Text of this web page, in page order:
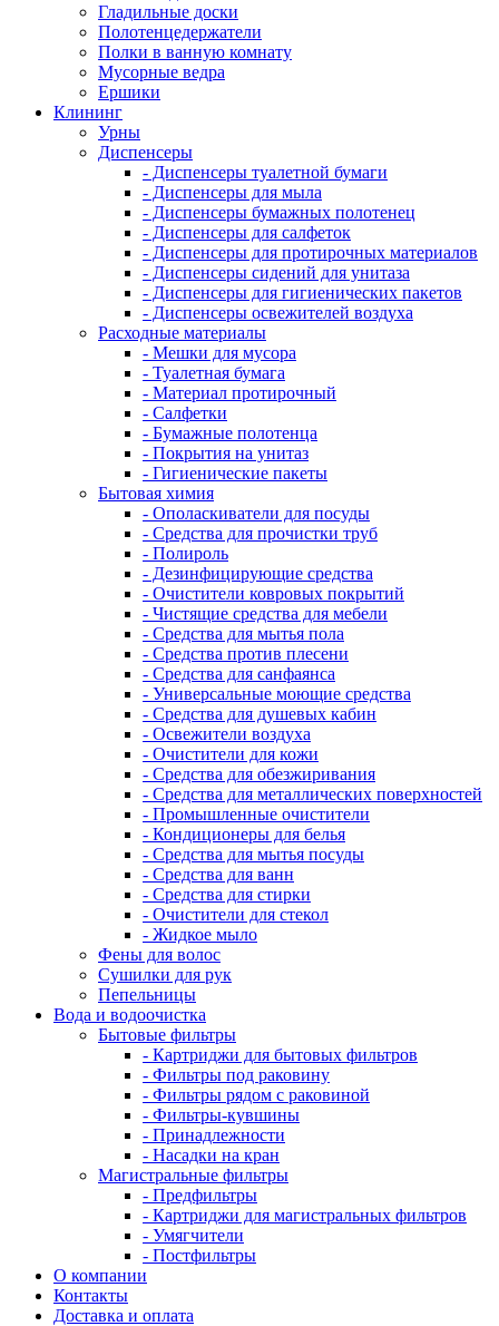
Гладильные доски
Полотенцедержатели
Полки в ванную комнату
Мусорные ведра
Ершики
Клининг
Урны
Диспенсеры
- Диспенсеры туалетной бумаги
- Диспенсеры для мыла
- Диспенсеры бумажных полотенец
- Диспенсеры для салфеток
- Диспенсеры для протирочных материалов
- Диспенсеры сидений для унитаза
- Диспенсеры для гигиенических пакетов
- Диспенсеры освежителей воздуха
Расходные материалы
- Мешки для мусора
- Туалетная бумага
- Материал протирочный
- Салфетки
- Бумажные полотенца
- Покрытия на унитаз
- Гигиенические пакеты
Бытовая химия
- Ополаскиватели для посуды
- Средства для прочистки труб
- Полироль
- Дезинфицирующие средства
- Очистители ковровых покрытий
- Чистящие средства для мебели
- Средства для мытья пола
- Средства против плесени
- Средства для санфаянса
- Универсальные моющие средства
- Средства для душевых кабин
- Освежители воздуха
- Очистители для кожи
- Средства для обезжиривания
- Средства для металлических поверхностей
- Промышленные очистители
- Кондиционеры для белья
- Средства для мытья посуды
- Средства для ванн
- Средства для стирки
- Очистители для стекол
- Жидкое мыло
Фены для волос
Сушилки для рук
Пепельницы
Вода и водоочистка
Бытовые фильтры
- Картриджи для бытовых фильтров
- Фильтры под раковину
- Фильтры рядом с раковиной
- Фильтры-кувшины
- Принадлежности
- Насадки на кран
Магистральные фильтры
- Предфильтры
- Картриджи для магистральных фильтров
- Умягчители
- Постфильтры
О компании
Контакты
Доставка и оплата